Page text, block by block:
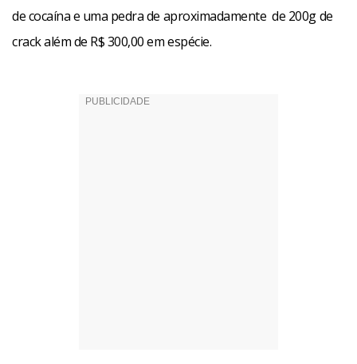
de cocaína e uma pedra de aproximadamente de 200g de
crack além de R$ 300,00 em espécie.